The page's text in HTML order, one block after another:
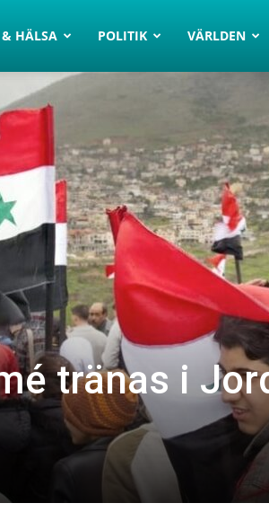
HÄLSA POLITIK VÄRLDEN
tränas i